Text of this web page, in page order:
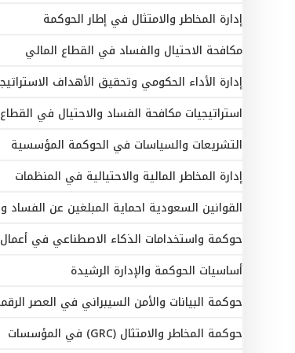
إدارة المخاطر والامتثال في إطار الحوكمة
مكافحة الاحتيال والفساد في القطاع المالي
إدارة الأداء الحكومي وتحقيق الأهداف الاستراتيجية(10
استراتيجيات مكافحة الفساد والاحتيال في
التشريعات والسياسات في الحوكمة المؤسسية
إدارة المخاطر المالية والاحتيالية في المنظمات
القوانين السعودية احماية المبلغين عن الفساد و
حوكمة واستخدامات الذكاء الاصطناعي في أعمال
أساسيات الحوكمة والإدارة الرشيدة
حوكمة البيانات والأمن السيبراني في العصر
حوكمة المخاطر والامتثال (GRC) في المؤسسات